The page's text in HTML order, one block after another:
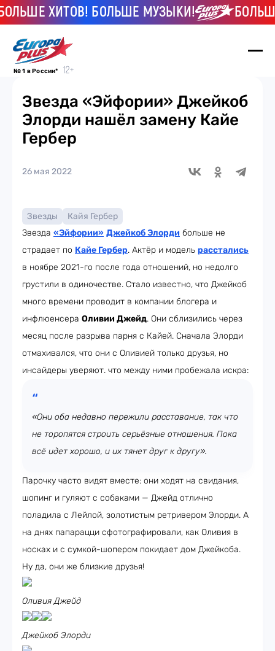
ХИТОВ! БОЛЬШЕ МУЗЫКИ! БОЛЬШЕ
№ 1 в России*
Звезда «Эйфории» Джейкоб
Элорди нашёл замену Кайе
Гербер
26 мая 2022
Звезды
Кайя Гербер
Звезда «Эйфории» Джейкоб Элорди больше не
страдает по Кайе Гербер. Актёр и модель расстались
в ноябре 2021-го после года отношений, но недолго
грустили в одиночестве. Стало известно, что Джейкоб
много времени проводит в компании блогера и
инфлюенсера Оливии Джейд. Они сблизились через
месяц после разрыва парня с Кайей. Сначала Элорди
отмахивался, что они с Оливией только друзья, но
инсайдеры уверяют. что между ними пробежала искра:
«Они оба недавно пережили расставание, так что
не торопятся строить серьёзные отношения. Пока
всё идет хорошо, и их тянет друг к другу».
Парочку часто видят вместе: они ходят на свидания,
шопинг и гуляют с собаками — Джейд отлично
поладила с Лейлой, золотистым ретривером Элорди. А
на днях папарацци сфотографировали, как Оливия в
носках и с сумкой-шопером покидает дом Джейкоба.
Ну да, они же близкие друзья!
Оливия Джейд
Джейкоб Элорди